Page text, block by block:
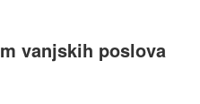
vanjskih poslova